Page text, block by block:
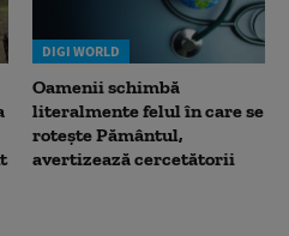
DIGI WORLD
Oamenii schimbă
literalmente felul în care se
rotește Pământul,
avertizează cercetătorii